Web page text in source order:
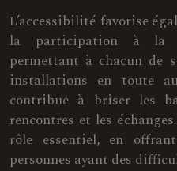
L’accessibilité favorise
la participation à la
permettant à chacun de
installations en toute
contribue à briser les
rencontres et les
rôle essentiel, en
personnes ayant des